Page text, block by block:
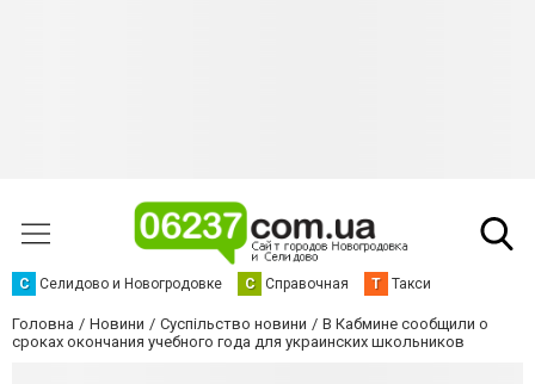
С Селидово и Новогродовке С Справочная Т Такси
Головна Новини Суспільство новини
В Кабмине сообщили о
сроках окончания учебного года для украинских школьников